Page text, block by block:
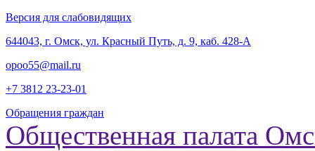
Версия для слабовидящих
‎644043, г. Омск, ул. Красный Путь, д. 9, каб. 428-А
opoo55@mail.ru
+7 3812 23-23-01
Обращения граждан
Общественная палата